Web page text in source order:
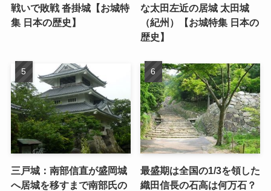
戦いで敗戦 沓掛城【お城特
集 日本の歴史】
な太田左近の居城 太田城
（紀州）【お城特集 日本の
歴史】
三戸城：南部信直が盛岡城
へ居城を移すまで南部氏の
最盛期は全国の1/3を領した
織田信長の石高は何万石？